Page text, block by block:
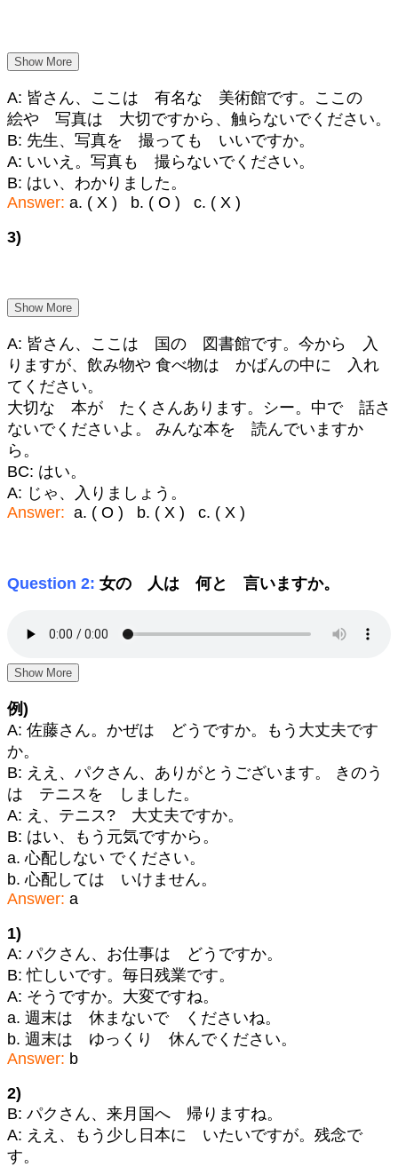
Show More
A: 皆さん、ここは 有名な 美術館です。ここの
絵や 写真は 大切ですから、触らないでください。
B: 先生、写真を 撮っても いいですか。
A: いいえ。写真も 撮らないでください。
B: はい、わかりました。
Answer: a. ( X ) b. ( O ) c. ( X )
3)
Show More
A: 皆さん、ここは 国の 図書館です。今から 入
りますが、飲み物や 食べ物は かばんの中に 入れ
てください。
大切な 本が たくさんあります。シー。中で 話さ
ないでくださいよ。 みんな本を 読んでいますか
ら。
BC: はい。
A: じゃ、入りましょう。
Answer: a. ( O ) b. ( X ) c. ( X )
Question 2: 女の 人は 何と 言いますか。
Show More
例)
A: 佐藤さん。かぜは どうですか。もう大丈夫です
か。
B: ええ、パクさん、ありがとうございます。 きのう
は テニスを しました。
A: え、テニス? 大丈夫ですか。
B: はい、もう元気ですから。
a. 心配しない でください。
b. 心配しては いけません。
Answer: a
1)
A: パクさん、お仕事は どうですか。
B: 忙しいです。毎日残業です。
A: そうですか。大変ですね。
a. 週末は 休まないで くださいね。
b. 週末は ゆっくり 休んでください。
Answer: b
2)
B: パクさん、来月国へ 帰りますね。
A: ええ、もう少し日本に いたいですが。残念で
す。